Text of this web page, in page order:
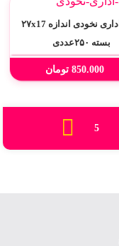
پاکت اداری نخودی اندازه ۲۷x17
بسته ۲۵۰عددی
850.000 تومان
5
9